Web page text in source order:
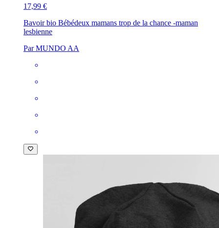
17,99 €
Bavoir bio Bébédeux mamans trop de la chance -maman
lesbienne
Par MUNDO AA